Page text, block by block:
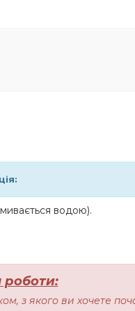
водою).
роботи:
з якого ви хочете